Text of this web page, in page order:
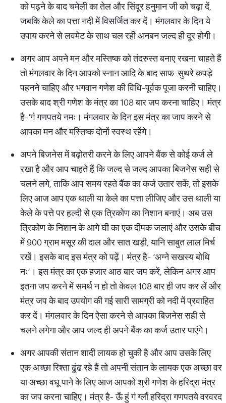
को पढ़ने के बाद चमेली का तेल और सिंदूर हनुमान जी को चढ़ा दें,
जबकि केले का पत्ता नदी में विसर्जित कर दें। मंगलवार के दिन ये
उपाय करने से लवमेट के साथ चल रही अनबन जल्द ही दूर होगी।
अगर आप अपने मन और मस्तिष्क को तंदरुस्त बनाए रखना चाहते हैं
तो मंगलवार के दिन आपको स्नान आदि के बाद साफ-सुथरे कपड़े
पहनने चाहिए और भगवान गणेश की विधि-पूर्वक पूजा करनी चाहिए।
उसके बाद श्री गणेश के मंत्र का 108 बार जप करना चाहिए। मंत्र
है-‘गं गणपतये नमः। मंगलवार के दिन इस मंत्र का जाप करने से
आपका मन और मस्तिष्क दोनों स्वस्थ रहेंगे।
अपने बिजनेस में बढ़ोतरी करने के लिए आपने बैंक से कोई कर्ज ले
रखा है और आप चाहते हैं कि जल्द से जल्द आपका बिजनेस सही से
चलने लगे, ताकि आप समय रहते बैंक का कर्ज उतार सकें, तो इसके
लिए आज आप एक थाली या केले का पत्ता लीजिए और उस थाली या
केले के पत्ते पर हल्दी से एक त्रिकोण का निशान बनाएं। अब उस
त्रिकोण के निशान के आगे घी का एक दीपक जलाएं और उसके बीच
में 900 ग्राम मसूर की दाल और सात खड़ी, यानि साबुत लाल मिर्च
रखें। इसके बाद इस मंत्र को पढ़ें। मंत्र है- ‘अग्ने सखस्य बोधि
नः’। इस मंत्र का एक हजार आठ बार जप करें, लेकिन अगर आप
इतना जप करने में समर्थ न हो तो केवल 108 बार ही जप कर लें और
मंत्र जप के बाद उपयोग की गई सारी सामग्री को नदी में प्रवाहित
कर दें। मंगलवार के दिन ऐसा करने से आपका बिजनेस सही से
चलने लगेगा और आप जल्द ही अपने बैंक का कर्ज उतार पाएंगे।
अगर आपकी संतान शादी लायक हो चुकी है और आप उसके लिए
एक अच्छा रिश्ता ढूंढ रहे हैं तो अपनी संतान के लायक एक अच्छा वर
या अच्छा वधू पाने के लिए आज आपको श्री गणेश के हरिद्रा मंत्र
का जप करना चाहिए। मंत्र है- ऊँ हुं गं ग्लौं हरिद्रा गणपतये वरवरद